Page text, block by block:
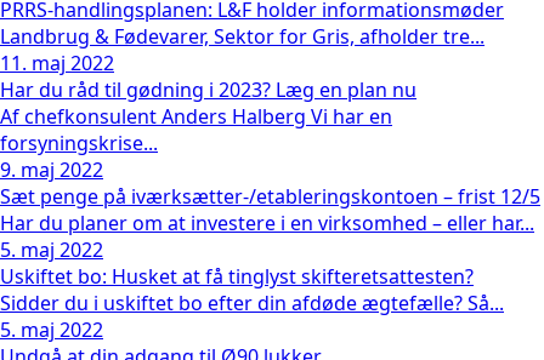
PRRS-handlingsplanen: L&F holder informationsmøder
Landbrug & Fødevarer, Sektor for Gris, afholder tre...
11. maj 2022
Har du råd til gødning i 2023? Læg en plan nu
Af chefkonsulent Anders Halberg Vi har en
forsyningskrise...
9. maj 2022
Sæt penge på iværksætter-/etableringskontoen – frist 12/5
Har du planer om at investere i en virksomhed – eller har...
5. maj 2022
Uskiftet bo: Husket at få tinglyst skifteretsattesten?
Sidder du i uskiftet bo efter din afdøde ægtefælle? Så...
5. maj 2022